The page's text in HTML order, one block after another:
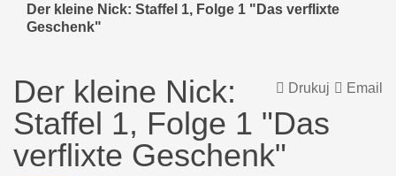
Der kleine Nick: Staffel 1, Folge 1 "Das verflixte
Geschenk"
Email
Drukuj
Der kleine Nick:
Staffel 1, Folge 1 "Das
verflixte Geschenk"